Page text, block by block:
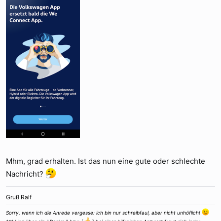
Mhm, grad erhalten. Ist das nun eine gute oder schlechte
Nachricht?
Gruß Ralf
Sorry, wenn ich die Anrede vergesse: ich bin nur schreibfaul, aber nicht unhöflich!